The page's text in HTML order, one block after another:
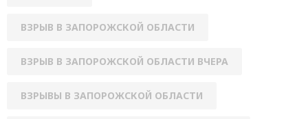
ВЗРЫВ В ЗАПОРОЖСКОЙ ОБЛАСТИ
ВЗРЫВ В ЗАПОРОЖСКОЙ ОБЛАСТИ ВЧЕРА
ВЗРЫВЫ В ЗАПОРОЖСКОЙ ОБЛАСТИ